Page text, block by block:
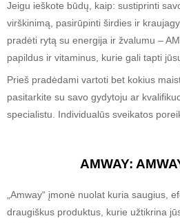
Jeigu ieškote būdų, kaip: sustiprinti
virškinimą, pasirūpinti širdies ir
pradėti rytą su energija ir žvalumu –
papildus ir vitaminus, kurie gali tapti
Prieš pradėdami vartoti bet kokius
pasitarkite su savo gydytoju ar
specialistu. Individualūs sveikatos
AMWAY:
„Amway“ įmonė nuolat kuria saugius,
draugiškus produktus, kurie užtikrina